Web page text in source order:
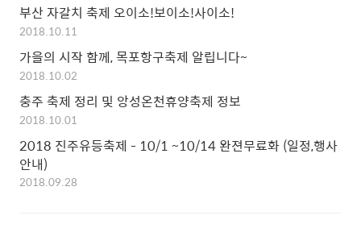
부산 자갈치 축제 오이소!보이소!사이소!
2018.10.11
가을의 시작 함께, 목포항구축제 알립니다~
2018.10.02
충주 축제 정리 및 앙성온천휴양축제 정보
2018.10.01
2018 진주유등축제 - 10/1 ~10/14 완젼무료화 (일정,행사
안내)
2018.09.28